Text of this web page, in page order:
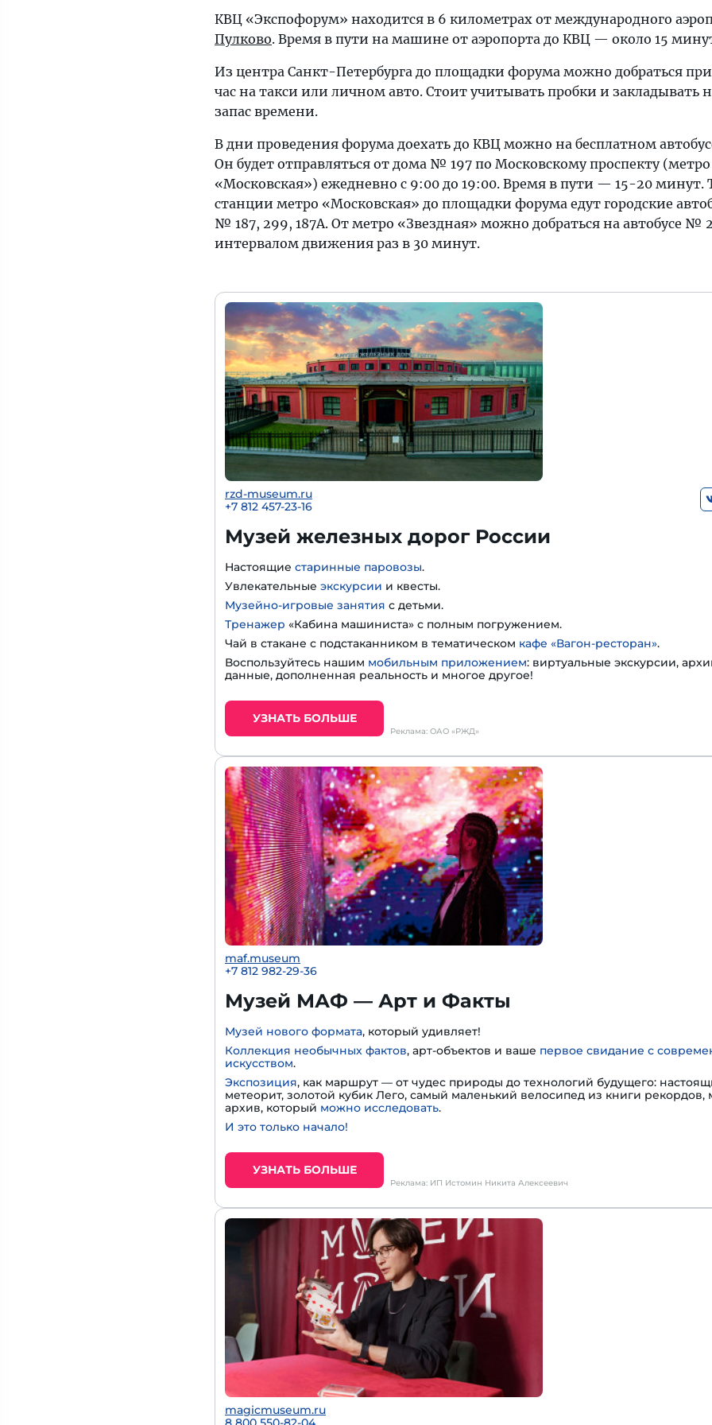
КВЦ «Экспофорум» находится в 6 километрах от международного
Пулково. Время в пути на машине от аэропорта до КВЦ — около 15
Из центра Санкт-Петербурга до площадки форума можно добраться
час на такси или личном авто. Стоит учитывать пробки и закладывать
запас времени.
В дни проведения форума доехать до КВЦ можно на бесплатном
Он будет отправляться от дома № 197 по Московскому проспекту (метро
«Московская») ежедневно с 9:00 до 19:00. Время в пути — 15-20 минут.
станции метро «Московская» до площадки форума едут городские
№ 187, 299, 187А. От метро «Звездная» можно добраться на автобусе №
интервалом движения раз в 30 минут.
rzd-museum.ru
+7 812 457-23-16
Музей железных дорог России
Настоящие старинные паровозы.
Увлекательные экскурсии и квесты.
Музейно-игровые занятия с детьми.
Тренажер «Кабина машиниста» с полным погружением.
Чай в стакане с подстаканником в тематическом кафе «Вагон-ресторан».
Воспользуйтесь нашим мобильным приложением: виртуальные экскурсии,
данные, дополненная реальность и многое другое!
УЗНАТЬ БОЛЬШЕ
Реклама: ОАО «РЖД»
maf.museum
+7 812 982-29-36
Музей МАФ — Арт и Факты
Музей нового формата, который удивляет!
Коллекция необычных фактов, арт-объектов и ваше первое свидание с
искусством.
Экспозиция, как маршрут — от чудес природы до технологий будущего:
метеорит, золотой кубик Лего, самый маленький велосипед из книги рекордов,
архив, который можно исследовать.
И это только начало!
УЗНАТЬ БОЛЬШЕ
Реклама: ИП Истомин Никита Алексеевич
magicmuseum.ru